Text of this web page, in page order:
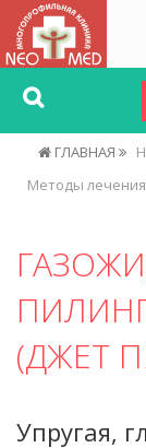
ГЛАВНАЯ
Методы лечения
ПИЛИНГ
(ДЖЕТ
Упругая,